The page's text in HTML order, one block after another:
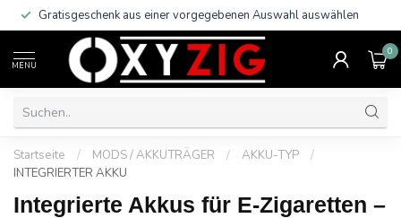
Gratisgeschenk aus einer vorgegebenen Auswahl auswählen
MENU
0
Startseite / MODS / AKKUTRÄGER / AKKU-TYP
/
INTEGRIERTER AKKU
Integrierte Akkus für E-Zigaretten –